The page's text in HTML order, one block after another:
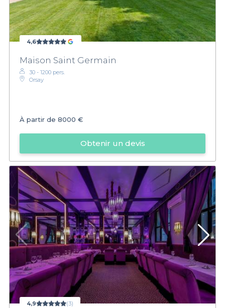
4,6
Maison Saint Germain
30 - 1200 pers.
Orsay
À partir de 8000 €
Obtenir un devis
4,9 (3)